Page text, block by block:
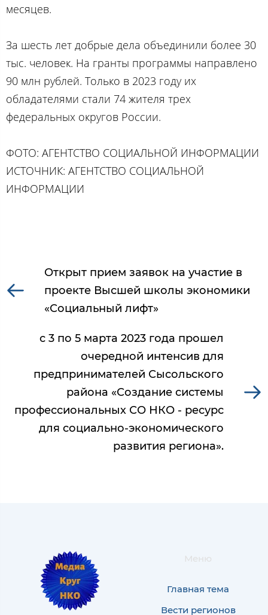
месяцев.
За шесть лет добрые дела объединили более 30
тыс. человек. На гранты программы направлено
90 млн рублей. Только в 2023 году их
обладателями стали 74 жителя трех
федеральных округов России.
ФОТО: АГЕНТСТВО СОЦИАЛЬНОЙ ИНФОРМАЦИИ
ИСТОЧНИК: АГЕНТСТВО СОЦИАЛЬНОЙ
ИНФОРМАЦИИ
Открыт прием заявок на участие в
проекте Высшей школы экономики
«Социальный лифт»
с 3 по 5 марта 2023 года прошел
очередной интенсив для
предпринимателей Сысольского
района «Создание системы
профессиональных СО НКО - ресурс
для социально-экономического
развития региона».
Меню
Главная тема
Вести регионов